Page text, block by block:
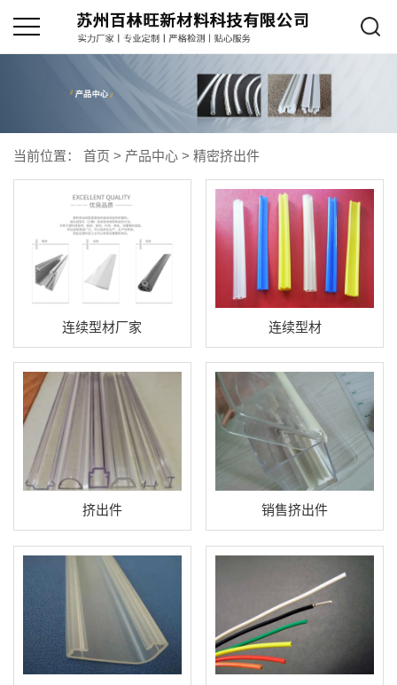
当前位置： 首页 > 产品中心 > 精密挤出件
连续型材厂家 连续型材
挤出件 销售挤出件